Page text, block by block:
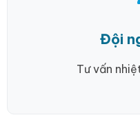
Đội
Tư vấn